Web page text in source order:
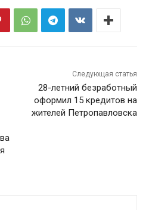
Следующая статья
28-летний безработный
оформил 15 кредитов на
жителей Петропавловска